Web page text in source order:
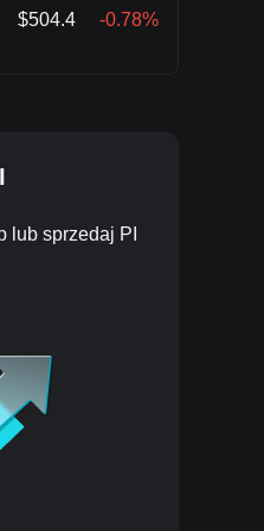
$504.4 -0.78%
lub sprzedaj PI